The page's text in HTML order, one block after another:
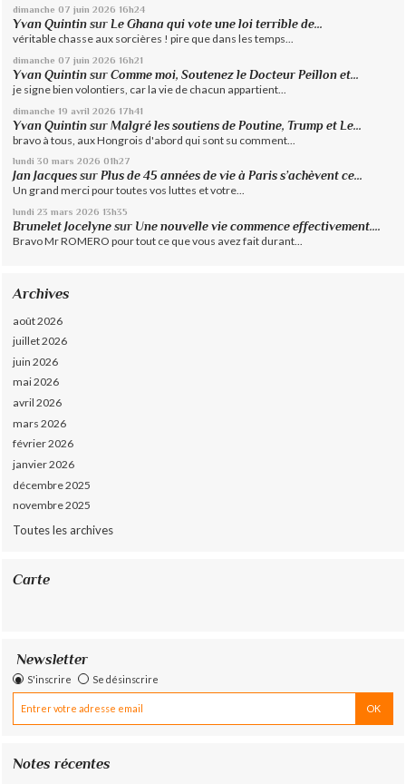
dimanche 07 juin 2026 16h24
Yvan Quintin surLe Ghana qui vote une loi terrible de...
véritable chasse aux sorcières ! pire que dans les temps...
dimanche 07 juin 2026 16h21
Yvan Quintin surComme moi, Soutenez le Docteur Peillon et...
je signe bien volontiers, car la vie de chacun appartient...
dimanche 19 avril 2026 17h41
Yvan Quintin surMalgré les soutiens de Poutine, Trump et Le...
bravo à tous, aux Hongrois d'abord qui sont su comment...
lundi 30 mars 2026 01h27
Jan Jacques surPlus de 45 années de vie à Paris s’achèvent ce...
Un grand merci pour toutes vos luttes et votre...
lundi 23 mars 2026 13h35
Brunelet Jocelyne sur Une nouvelle vie commence effectivement....
Bravo Mr ROMERO pour tout ce que vous avez fait durant...
Archives
août 2026
juillet 2026
juin 2026
mai 2026
avril 2026
mars 2026
février 2026
janvier 2026
décembre 2025
novembre 2025
Toutes les archives
Carte
Newsletter
S'inscrire Se désinscrire
Notes récentes